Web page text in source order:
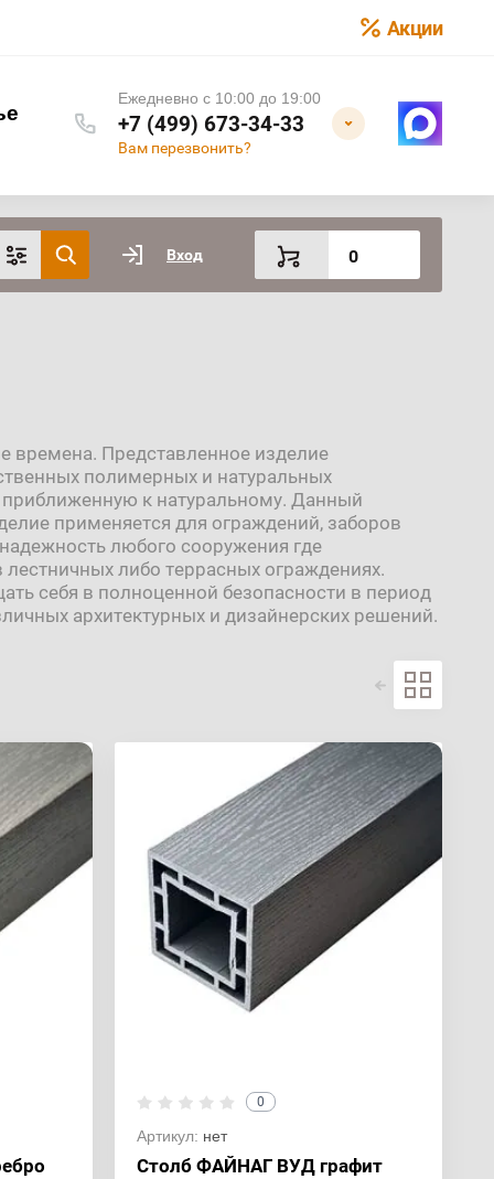
Акции
Ежедневно с 10:00 до 19:00
+7 (499) 673-34-33
Вам перезвонить?
Вход 0
времена. Представленное изделие
полимерных и натуральных
к натуральному. Данный
применяется для ограждений, заборов
любого сооружения где
либо террасных ограждениях.
себя в полноценной безопасности в период
архитектурных и дизайнерских решений.
0
Артикул: нет
Столб ФАЙНАГ ВУД графит